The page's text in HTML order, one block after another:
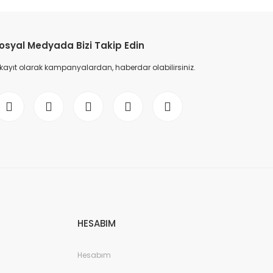
Medyada Bizi Takip Edin
olarak kampanyalardan, haberdar olabilirsiniz.
HESABIM
Hesabım